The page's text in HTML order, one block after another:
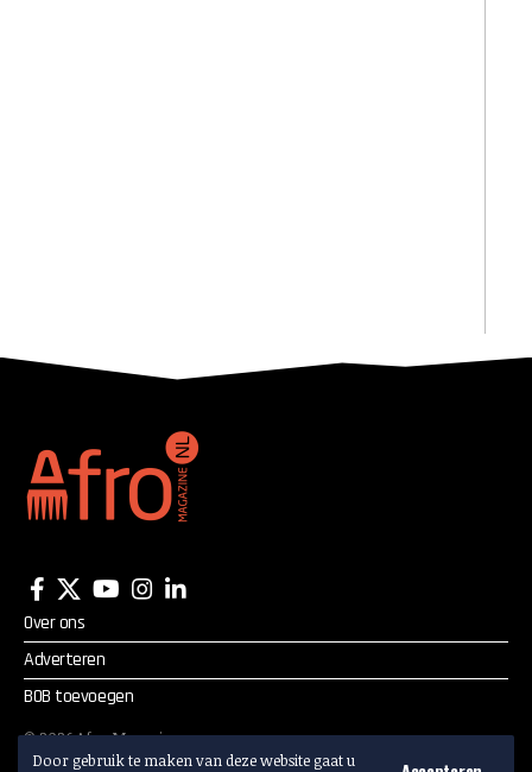
Door gebruik te maken van deze website gaat u
Over ons
Adverteren
BOB toevoegen
©2026Afro Magazine.
Alle rechten voorbehouden.